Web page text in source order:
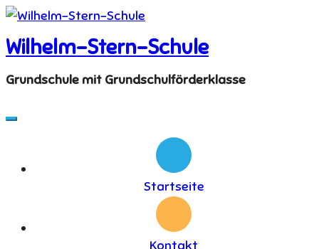
Skip
to
content
Wilhelm-Stern-Schule
Grundschule mit Grundschulförderklasse
Startseite
Kontakt